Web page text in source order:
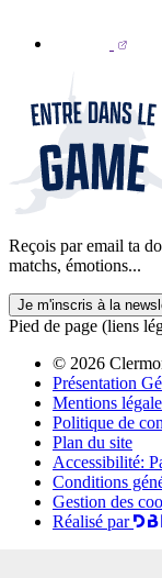
Reçois par email ta
matchs, émotions...
Je m'inscris à la
Pied de page (liens
© 2026
Présentation
Mentions
Politique de
Plan du site
Accessibilité:
Conditions
Gestion des
Réalisé par